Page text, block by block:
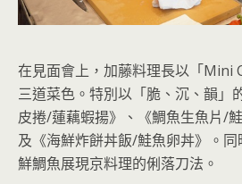
在見面會上，加藤料理長以「Mini
三道菜色。特別以「脆、沉、韻」
皮捲/蓮藕蝦揚》、《鯛魚生魚片/
及《海鮮炸餅丼飯/鮭魚卵丼》。
鮮鯛魚展現京料理的俐落刀法。